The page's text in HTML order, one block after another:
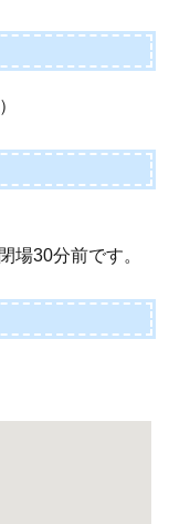
場30分前です。